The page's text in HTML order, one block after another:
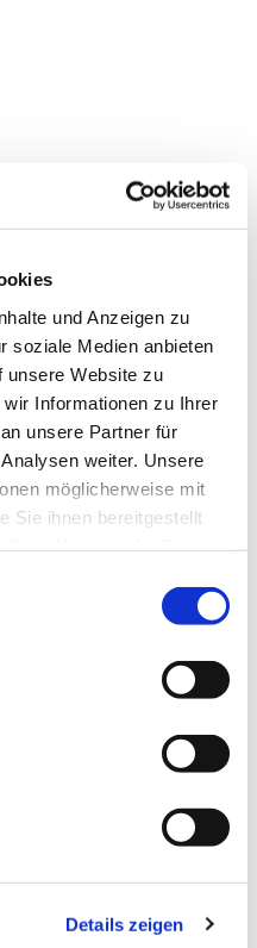
und Anzeigen zu
soziale Medien anbieten
unsere Website zu
Informationen zu Ihrer
unsere Partner für
weiter. Unsere
möglicherweise mit
Sie ihnen bereitgestellt
Details zeigen
Sie auch